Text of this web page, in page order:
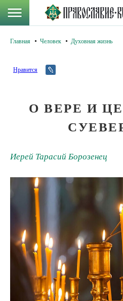
Главная Человек Духовная жизнь
Нравится
О ВЕРЕ И
Иерей Тарасий Борозенец